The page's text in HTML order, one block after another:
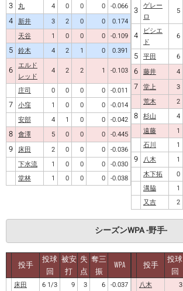
3 丸 4 0 0 0 -0.066
4 新井 3 2 0 0
0.174
天谷
1 0 0 0 -0.109
5 鈴木 4 2 1 0 0.391
6 エルド
レッド
4 2 2 1
-0.103
庄司
0 0 0 0 -0.011
7 小窪 1 0 0 0 -0.014
安部
4 1 0 0 -0.042
8 會澤 5 0 0 0 -0.445
9 床田 2 0 0 0 -0.036
下水流
1 0 0 0 -0.030
堂林
1 0 0 0 -0.038
3 ゲレー
ロ
5
4
ビシエ
ド
6
5 平田 6
6 藤井 4
7 堂上 3
荒木
2
8 杉山 4
遠藤
1
石川
1
9 八木 1
木下拓
0
溝脇
1
又吉
2
シーズンWPA -野手-
投手
投球
回
被安
打
失
点
奪三
振
WPA
床田 6 1/3 9 3 6 -0.037
投手
投球
回
八木 3